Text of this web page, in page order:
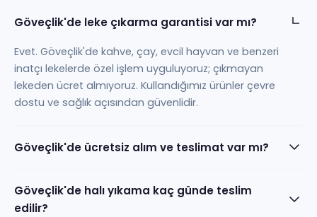
Göveçlik'de leke çıkarma garantisi var mı?
Evet. Göveçlik'de kahve, çay, evcil hayvan ve benzeri
inatçı lekelerde özel işlem uyguluyoruz; çıkmayan
lekeden ücret almıyoruz. Kullandığımız ürünler çevre
dostu ve sağlık açısından güvenlidir.
Göveçlik'de ücretsiz alım ve teslimat var mı?
Göveçlik'de halı yıkama kaç günde teslim
edilir?